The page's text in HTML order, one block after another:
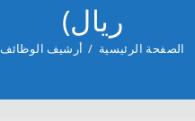
ريال)
الصفحة الرئيسية / أرشيف الوظائف